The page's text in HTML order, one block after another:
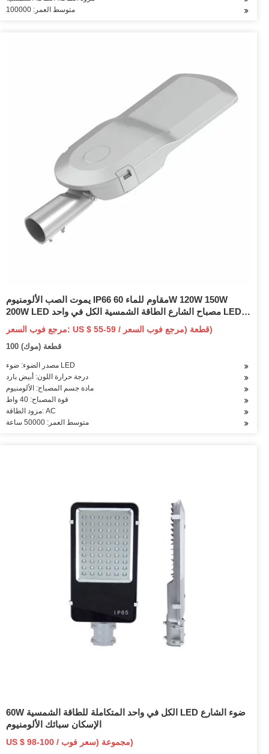
متوسط العمر: 100000
يموت الصب الألومنيوم IP66 مقاوم للماء 60W 120W 150W
200W LED مصباح الشارع الطاقة الشمسية الكل في واحد LED
ضوء الشارع الإسكان الفارغ
مرجع فوب السعر: US $ 55-59 / قطعة (مرجع فوب السعر)
100 قطعة (موك)
مصدر الضوء: ضوء LED
درجة حرارة اللون: أبيض بارد
مادة جسم المصباح: الألومنيوم
قوة المصباح: 40 واط
مزود الطاقة: AC
متوسط العمر: 50000 ساعة
60W الكل في واحد المتكاملة للطاقة الشمسية LED ضوء الشارع
الإسكان سبائك الألومنيوم
US $ 98-100 / مجموعة (سعر فوب)